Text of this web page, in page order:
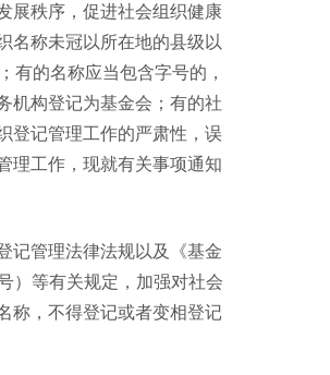
展秩序，促进社会组织健康
名称未冠以所在地的县级以
有的名称应当包含字号的，
机构登记为基金会；有的社
登记管理工作的严肃性，误
理工作，现就有关事项通知
记管理法律法规以及《基金
）等有关规定，加强对社会
称，不得登记或者变相登记